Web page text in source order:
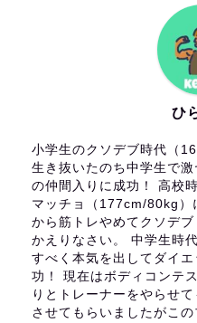
ひ
小学生のクソデブ時代（
生き抜いたのち中学生で
の仲間入りに成功！ 高校
マッチョ（177cm/80kg）
から筋トレやめてクソデ
かえりなさい。 中学生時
すべく本気を出してダイ
功！ 現在はボディコンテ
りとトレーナーをやらせ
させてもらいましたがこ